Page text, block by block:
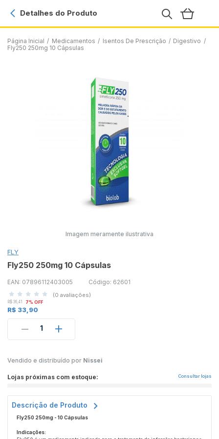
Página Inicial / Medicamentos / Isentos De Prescrição / Digestivo /
Fly250 250mg 10 Cápsulas
Detalhes do Produto
Imagem meramente ilustrativa
FLY
Fly250 250mg 10 Cápsulas
EAN: 07896112403005 Código: 62601
(0 avaliações)
R$ 36,41 7% OFF
R$ 33,90
1
Vendido e distribuído por Nissei
Lojas próximas com estoque: Consultar lojas
Descrição de Produto
Fly250 250mg - 10 Cápsulas
Indicações: